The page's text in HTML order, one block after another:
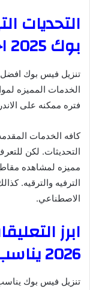
التحديات
بوك 2025 اخر اصدار
تنزيل فيس بوك افضل
الخدمات المميزه
فتره ممكنه على
كافه الخدمات
التحديثات. لكن
مميزه لمشاهده
الترفيه والترقيه.
الاصطناعي.
ابرز
2026 يناسب الجهاز
تنزيل فيس بوك